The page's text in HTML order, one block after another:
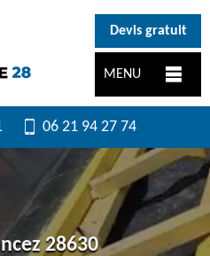
Devis gratuit
MENU
06 21 94 27 74
28630